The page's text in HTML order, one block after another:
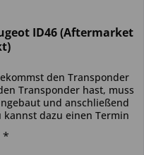
ID46 (Aftermarket
den Transponder
Transponder hast, muss
und anschließend
dazu einen Termin
*